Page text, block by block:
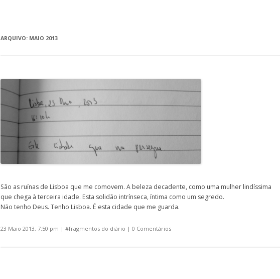
ARQUIVO: MAIO 2013
São as ruínas de Lisboa que me comovem. A beleza decadente, como uma mulher lindíssima
que chega à terceira idade. Esta solidão intrínseca, íntima como um segredo.
Não tenho Deus. Tenho Lisboa. É esta cidade que me guarda.
23 Maio 2013, 7:50 pm | #fragmentos do diário | 0 Comentários